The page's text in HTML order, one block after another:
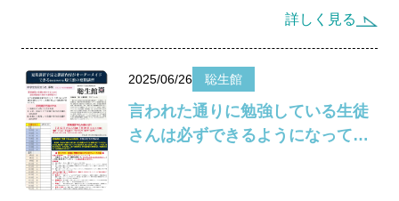
ます。 教室のなかはどこもピカピカで学習環境には最
詳しく見る
2025/06/26 聡生館
言われた通りに勉強している生徒
さんは必ずできるようになってい